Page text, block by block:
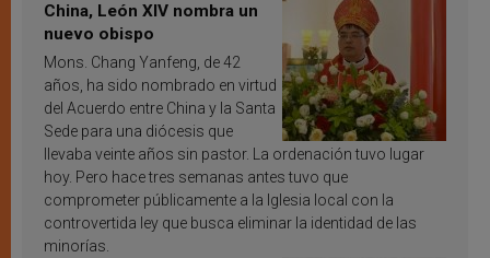
China, León XIV nombra un
nuevo obispo
Mons. Chang Yanfeng, de 42
años, ha sido nombrado en virtud
del Acuerdo entre China y la Santa
Sede para una diócesis que
llevaba veinte años sin pastor. La ordenación tuvo lugar
hoy. Pero hace tres semanas antes tuvo que
comprometer públicamente a la Iglesia local con la
controvertida ley que busca eliminar la identidad de las
minorías.